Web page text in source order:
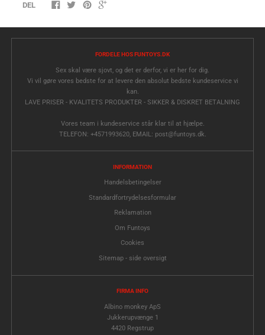
DEL
FORDELE HOS FUNTOYS.DK
Sex skal være sjovt, og det er derfor, vi er her for dig.
Vi vil gøre vores bedste for at levere den absolut bedste kundeservice vi
kan.
LAVE PRISER - KVALITETS PRODUKTER - SIKKER & DISKRET BETALNING
Vores team i kundeservice står klar til at hjælpe.
TELEFON: +4571993620, EMAIL: post@funtoys.dk.
INFORMATION
Handelsbetingelser
Standardfortrydelsesformular
Reklamation
Om Funtoys
Cookies
Sitemap - side oversigt
FIRMA INFO
Albino monkey ApS
Jukkerupvænge 1
4420 Regstrup